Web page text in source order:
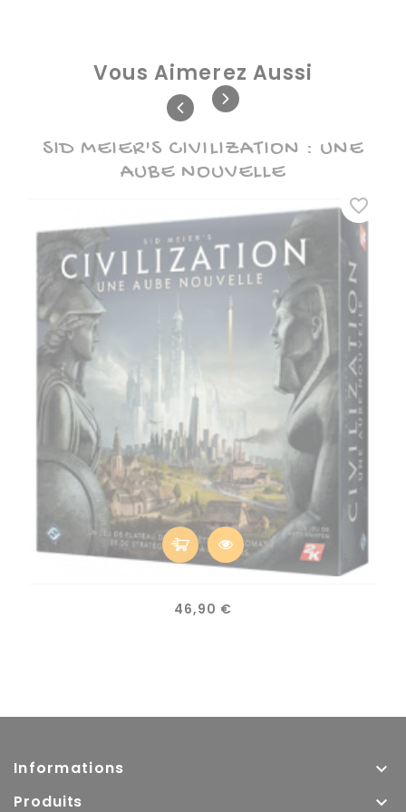
Jeux Solo
Histoire / Préhistoire
Vous Aimerez Aussi
SID MEIER'S CIVILIZATION : UNE
AUBE NOUVELLE
46,90 €Prix
favorite_border
Informations 
Produits 